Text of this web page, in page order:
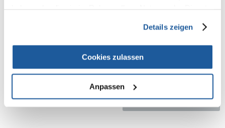
Details zeigen
Cookies zulassen
Anpassen
spülmaschinenfest
NEUE NACHRICHT